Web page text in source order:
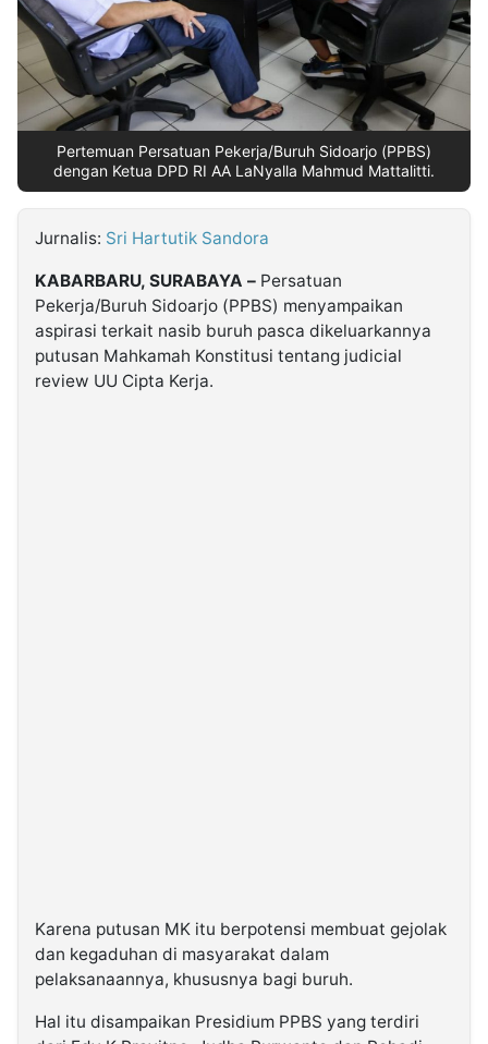
Follow
Kabarbaru
Kabarbaru.co
2026
Pertemuan Persatuan Pekerja/Buruh Sidoarjo (PPBS)
dengan Ketua DPD RI AA LaNyalla Mahmud Mattalitti.
Jurnalis: Sri Hartutik Sandora
KABARBARU, SURABAYA – Persatuan
Pekerja/Buruh Sidoarjo (PPBS) menyampaikan
aspirasi terkait nasib buruh pasca dikeluarkannya
putusan Mahkamah Konstitusi tentang judicial
review UU Cipta Kerja.
Karena putusan MK itu berpotensi membuat gejolak
dan kegaduhan di masyarakat dalam
pelaksanaannya, khususnya bagi buruh.
Hal itu disampaikan Presidium PPBS yang terdiri